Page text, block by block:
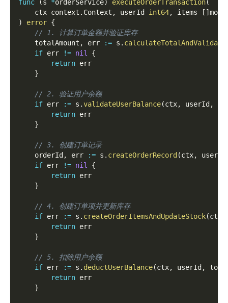
func (s *orderService) executeOrderTransaction(
	ctx context
. Context , userId int64, items [ ]
)
error {
// 1. 计算订单金额并验证库存
    totalAmount
, err := s .
if err != nil
{
return err
}
// 2. 验证用户余额
if err := s .validateUserBalance(ctx, userId ,
return err
}
// 3. 创建订单记录
    orderId
, err := s . createOrderRecord (ctx, userId
if err != nil
{
return err
}
// 4. 创建订单项并更新库存
if err := s . createOrderItemsAndUpdateStock(ctx
return err
}
// 5. 扣除用户余额
if err := s . deductUserBalance(ctx, userId ,
return err
}